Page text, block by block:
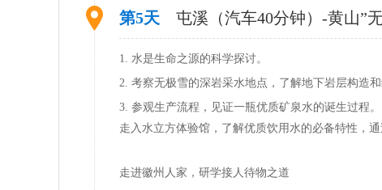
第5天 屯溪（汽车40分钟）-黄山”
1. 水是生命之源的科学探讨。
2. 考察无极雪的深岩采水地点，了解地下岩层构造
3. 参观生产流程，见证一瓶优质矿泉水的诞生过程。
走入水立方体验馆，了解优质饮用水的必备特性，
走进徽州人家，研学接人待物之道